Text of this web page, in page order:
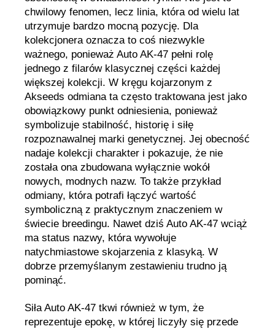
chwilowy fenomen, lecz linia, która od wielu lat
utrzymuje bardzo mocną pozycję. Dla
kolekcjonera oznacza to coś niezwykle
ważnego, ponieważ Auto AK-47 pełni rolę
jednego z filarów klasycznej części każdej
większej kolekcji. W kręgu kojarzonym z
Akseeds odmiana ta często traktowana jest jako
obowiązkowy punkt odniesienia, ponieważ
symbolizuje stabilność, historię i siłę
rozpoznawalnej marki genetycznej. Jej obecność
nadaje kolekcji charakter i pokazuje, że nie
została ona zbudowana wyłącznie wokół
nowych, modnych nazw. To także przykład
odmiany, która potrafi łączyć wartość
symboliczną z praktycznym znaczeniem w
świecie breedingu. Nawet dziś Auto AK-47 wciąż
ma status nazwy, która wywołuje
natychmiastowe skojarzenia z klasyką. W
dobrze przemyślanym zestawieniu trudno ją
pominąć.
Siła Auto AK-47 tkwi również w tym, że
reprezentuje epokę, w której liczyły się przede